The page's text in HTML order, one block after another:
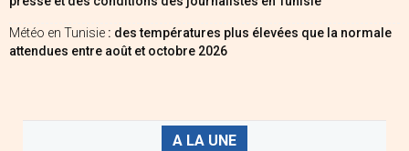
Météo en Tunisie : des températures plus élevées que la normale
attendues entre août et octobre 2026
A LA UNE